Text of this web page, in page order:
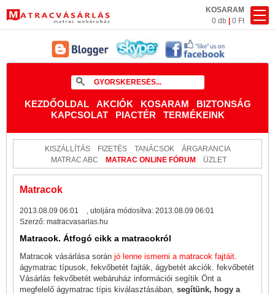
KOSARAM
0 db
0 Ft
KEZDŐOLDAL AKCIÓK KOSARAM
BIZTONSÁG
KAPCSOLAT
PIACTÉR TERMÉKEINK
KISZÁLLÍTÁS FIZETÉS TANÁCSOK
ÁRGARANCIA
MATRAC ABC
MATRAC ONLINE FÓRUM ÜZLET
Matracok
2013.08.09 06:01 , utoljára módosítva: 2013.08.09 06:01
Szerző: matracvasarlas.hu
Matracok. Átfogó cikk a matracokról
Matracok vásárlása során jó lenne ismerni a matracok fajtáit.
ágymatrac típusok, fekvőbetét fajták, ágybetét akciók. fekvőbetét
Vásárlás fekvőbetét webáruház információi segítik Önt a
megfelelő ágymatrac típis kiválasztásában, segítünk, hogy a